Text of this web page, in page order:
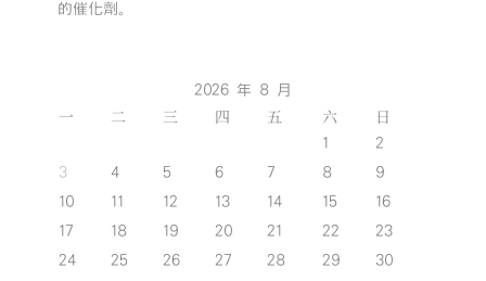
的催化劑。
2026 年 8 月
一 二 三 四 五 六 日
1
2
3
4 5 6 7 8
9
10
11 12 13 14 15
16
17
18 19 20 21 22
23
24
25 26 27 28 29
30